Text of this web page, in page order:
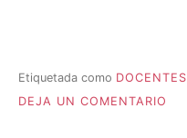
P
u
Etiquetada como DOCENTES
DEJA UN COMENTARIO